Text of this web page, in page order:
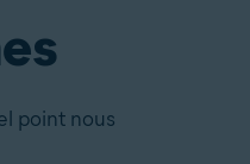
point nous